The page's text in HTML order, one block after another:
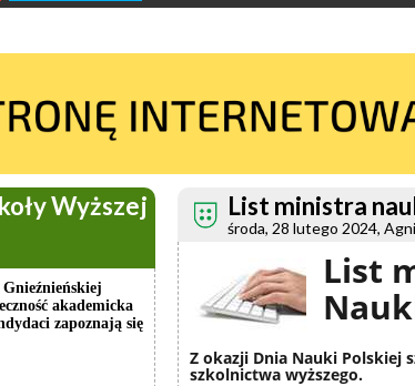
Wyższej
akademicka
zapoznają się
List ministra
środa, 28 lutego 2024,
List
Z okazji Dnia Nauki Polskiej
szkolnictwa wyższego.